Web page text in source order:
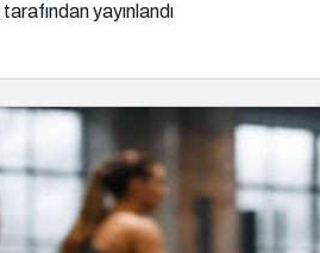
tarafından yayınlandı